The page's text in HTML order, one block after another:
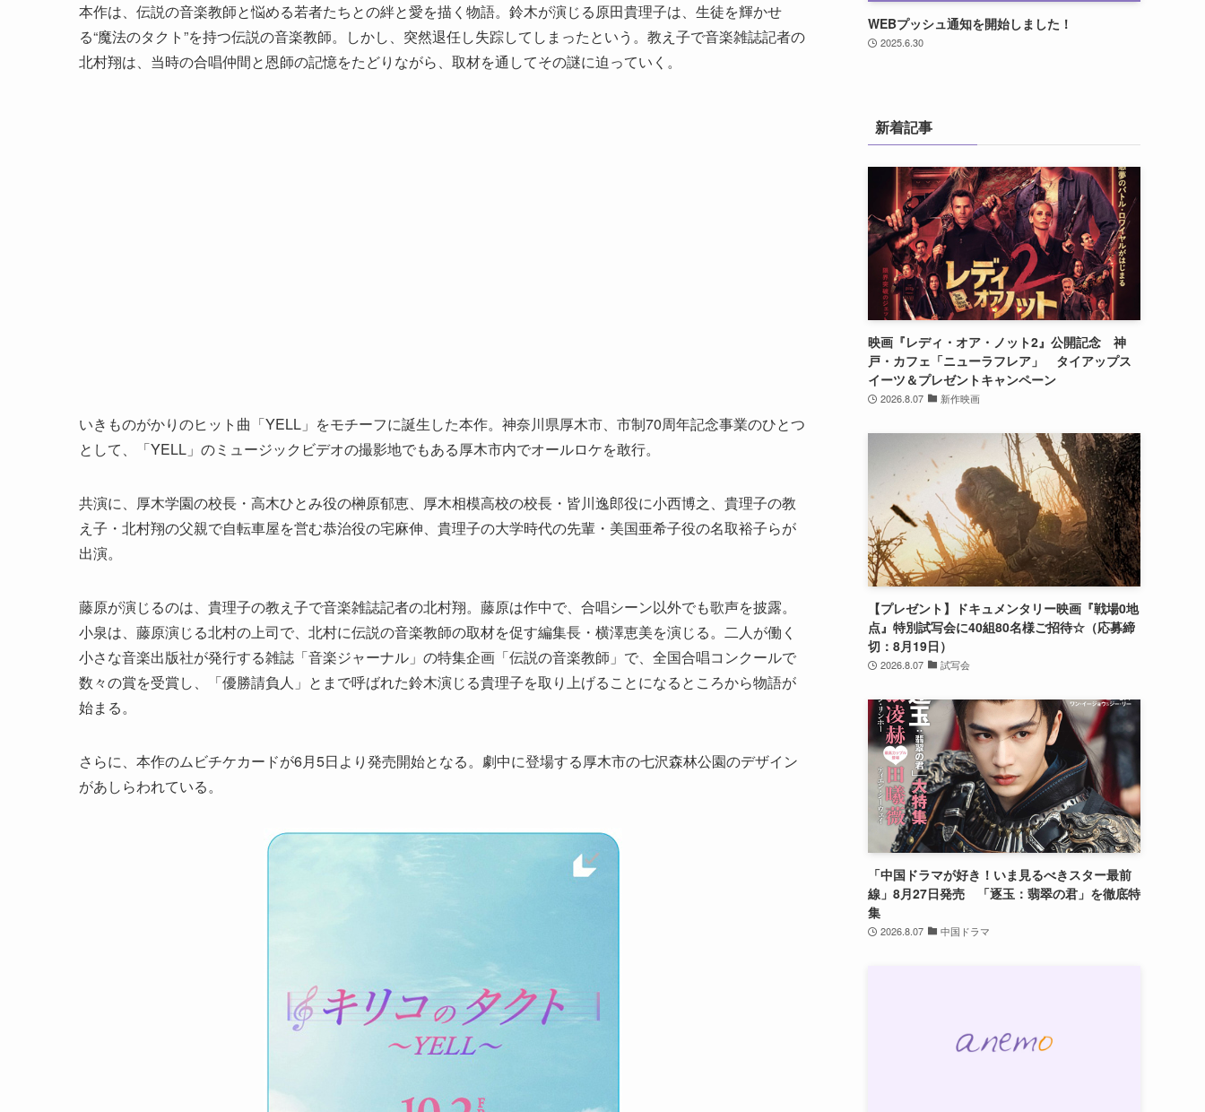
本作は、伝説の音楽教師と悩める若者たちとの絆と愛を描く物語。鈴木が演じる原田貴理子は、生徒を輝かせ
る“魔法のタクト”を持つ伝説の音楽教師。しかし、突然退任し失踪してしまったという。教え子で音楽雑誌記者の
北村翔は、当時の合唱仲間と恩師の記憶をたどりながら、取材を通してその謎に迫っていく。
いきものがかりのヒット曲「YELL」をモチーフに誕生した本作。神奈川県厚木市、市制70周年記念事業のひとつ
として、「YELL」のミュージックビデオの撮影地でもある厚木市内でオールロケを敢行。
共演に、厚木学園の校長・高木ひとみ役の榊原郁恵、厚木相模高校の校長・皆川逸郎役に小西博之、貴理子の教
え子・北村翔の父親で自転車屋を営む恭治役の宅麻伸、貴理子の大学時代の先輩・美国亜希子役の名取裕子らが
出演。
藤原が演じるのは、貴理子の教え子で音楽雑誌記者の北村翔。藤原は作中で、合唱シーン以外でも歌声を披露。
小泉は、藤原演じる北村の上司で、北村に伝説の音楽教師の取材を促す編集長・横澤恵美を演じる。二人が働く
小さな音楽出版社が発行する雑誌「音楽ジャーナル」の特集企画「伝説の音楽教師」で、全国合唱コンクールで
数々の賞を受賞し、「優勝請負人」とまで呼ばれた鈴木演じる貴理子を取り上げることになるところから物語が
始まる。
さらに、本作のムビチケカードが6月5日より発売開始となる。劇中に登場する厚木市の七沢森林公園のデザイン
があしらわれている。
WEBプッシュ通知を開始しました！
2025.6.30
新着記事
映画『レディ・オア・ノット2』公開記念 神
戸・カフェ「ニューラフレア」 タイアップス
イーツ＆プレゼントキャンペーン
2026.8.07 新作映画
【プレゼント】ドキュメンタリー映画『戦場0地
点』特別試写会に40組80名様ご招待☆（応募締
切：8月19日）
2026.8.07 試写会
「中国ドラマが好き！いま見るべきスター最前
線」8月27日発売 「逐玉：翡翠の君」を徹底特
集
2026.8.07 中国ドラマ